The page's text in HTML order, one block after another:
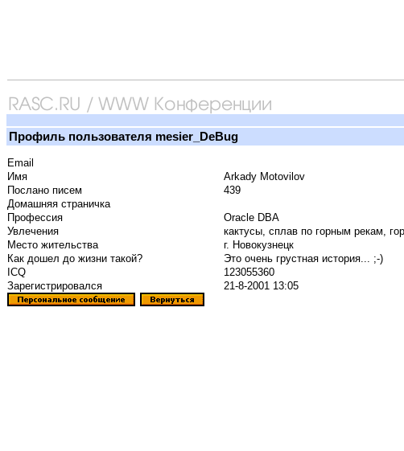
Профиль пользователя mesier_DeBug
Email
Имя
Arkady Motovilov
Послано писем
439
Домашняя страничка
Профессия
Oracle DBA
Увлечения
кактусы, сплав по горным рекам,
Место жительства
г. Новокузнецк
Как дошел до жизни такой?
Это очень грустная история... ;-)
ICQ
123055360
Зарегистрировался
21-8-2001 13:05